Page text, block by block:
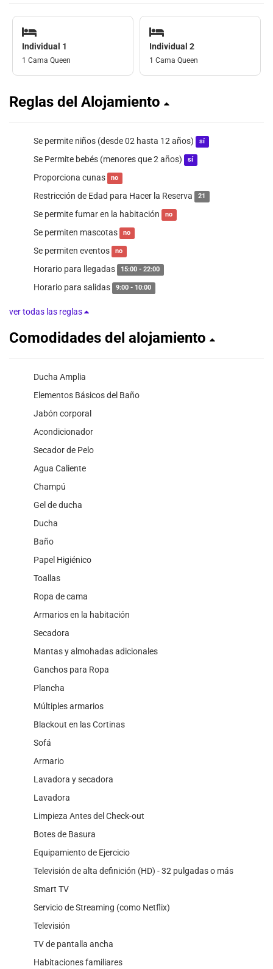
Individual 1
1 Cama Queen
Individual 2
1 Cama Queen
Reglas del Alojamiento
Se permite niños (desde 02 hasta 12 años) sí
Se Permite bebés (menores que 2 años) sí
Proporciona cunas no
Restricción de Edad para Hacer la Reserva 21
Se permite fumar en la habitación no
Se permiten mascotas no
Se permiten eventos no
Horario para llegadas 15:00 - 22:00
Horario para salidas 9:00 - 10:00
ver todas las reglas
Comodidades del alojamiento
Ducha Amplia
Elementos Básicos del Baño
Jabón corporal
Acondicionador
Secador de Pelo
Agua Caliente
Champú
Gel de ducha
Ducha
Baño
Papel Higiénico
Toallas
Ropa de cama
Armarios en la habitación
Secadora
Mantas y almohadas adicionales
Ganchos para Ropa
Plancha
Múltiples armarios
Blackout en las Cortinas
Sofá
Armario
Lavadora y secadora
Lavadora
Limpieza Antes del Check-out
Botes de Basura
Equipamiento de Ejercicio
Televisión de alta definición (HD) - 32 pulgadas o más
Smart TV
Servicio de Streaming (como Netflix)
Televisión
TV de pantalla ancha
Habitaciones familiares